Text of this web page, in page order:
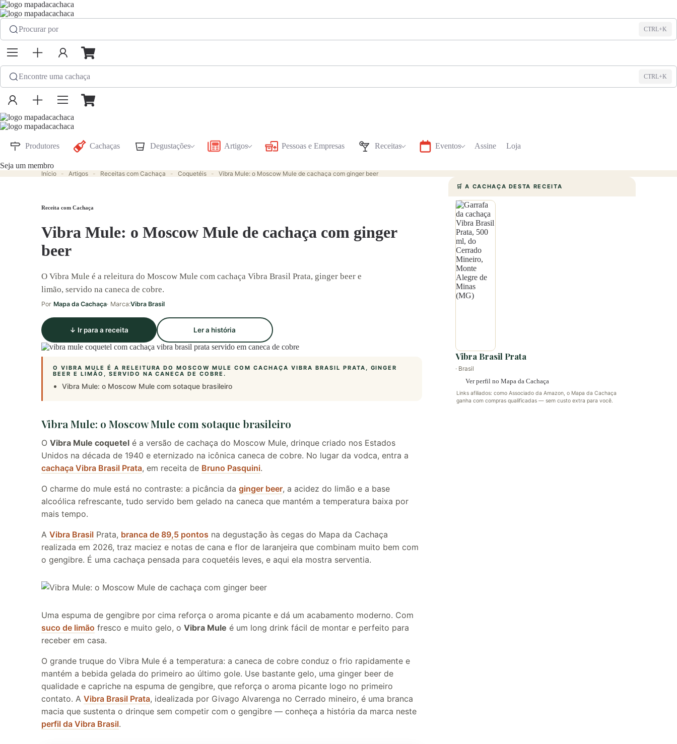
Procurar por CTRL+K
Encontre uma cachaça CTRL+K
Produtores Cachaças Degustações Artigos Pessoas e Empresas Receitas Eventos Assine Loja
Seja um membro
Início - Artigos - Receitas com Cachaça - Coquetéis - Vibra Mule: o Moscow Mule de cachaça com ginger beer
Receita com Cachaça
Vibra Mule: o Moscow Mule de cachaça com ginger
beer
O Vibra Mule é a releitura do Moscow Mule com cachaça Vibra Brasil Prata, ginger beer e
limão, servido na caneca de cobre.
Por Mapa da Cachaça· Marca:Vibra Brasil
↓ Ir para a receita Ler a história
O VIBRA MULE É A RELEITURA DO MOSCOW MULE COM CACHAÇA VIBRA BRASIL PRATA, GINGER
BEER E LIMÃO, SERVIDO NA CANECA DE COBRE.
Vibra Mule: o Moscow Mule com sotaque brasileiro
Vibra Mule: o Moscow Mule com sotaque brasileiro
O Vibra Mule coquetel é a versão de cachaça do Moscow Mule, drinque criado nos Estados
Unidos na década de 1940 e eternizado na icônica caneca de cobre. No lugar da vodca, entra a
cachaça Vibra Brasil Prata, em receita de Bruno Pasquini.
O charme do mule está no contraste: a picância da ginger beer, a acidez do limão e a base
alcoólica refrescante, tudo servido bem gelado na caneca que mantém a temperatura baixa por
mais tempo.
A Vibra Brasil Prata, branca de 89,5 pontos na degustação às cegas do Mapa da Cachaça
realizada em 2026, traz maciez e notas de cana e flor de laranjeira que combinam muito bem com
o gengibre. É uma cachaça pensada para coquetéis leves, e aqui ela mostra serventia.
Uma espuma de gengibre por cima reforça o aroma picante e dá um acabamento moderno. Com
suco de limão fresco e muito gelo, o Vibra Mule é um long drink fácil de montar e perfeito para
receber em casa.
O grande truque do Vibra Mule é a temperatura: a caneca de cobre conduz o frio rapidamente e
mantém a bebida gelada do primeiro ao último gole. Use bastante gelo, uma ginger beer de
qualidade e capriche na espuma de gengibre, que reforça o aroma picante logo no primeiro
contato. A Vibra Brasil Prata, idealizada por Givago Alvarenga no Cerrado mineiro, é uma branca
macia que sustenta o drinque sem competir com o gengibre — conheça a história da marca neste
perfil da Vibra Brasil.
🛒 A CACHAÇA DESTA RECEITA
Vibra Brasil Prata
· Brasil
Ver perfil no Mapa da Cachaça
Links afiliados: como Associado da Amazon, o Mapa da Cachaça
ganha com compras qualificadas — sem custo extra para você.